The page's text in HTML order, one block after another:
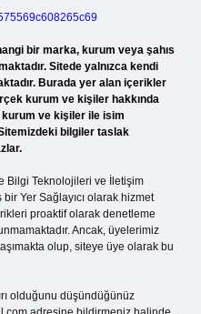
bir marka, kurum veya şahıs
Sitede yalnızca kendi
Burada yer alan içerikler
kurum ve kişiler hakkında
kurum ve kişiler ile isim
bilgiler taslak
Bilgi Teknolojileri ve İletişim
Yer Sağlayıcı olarak hizmet
proaktif olarak denetleme
Ancak, üyelerimiz
olup, siteye üye olarak bu
olduğunu düşündüğünüz